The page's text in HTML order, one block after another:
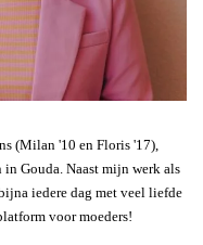
(Milan '10 en Floris '17),
Gouda. Naast mijn werk als
iedere dag met veel liefde
voor moeders!